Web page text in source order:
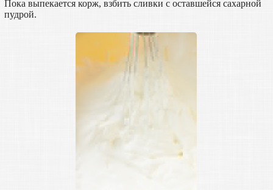
Пока выпекается корж, взбить сливки с оставшейся сахарной
пудрой.